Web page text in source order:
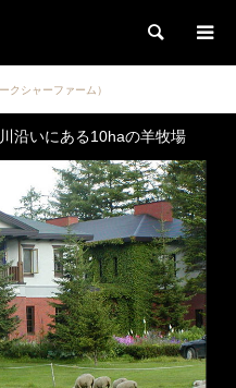
検索
クシャーファーム）
沿いにある10haの羊牧場